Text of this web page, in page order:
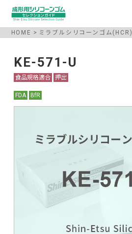
HOME ミラブルシリコーンゴム(HCR)
KE-571-U
食品規格適合 押出
FDA BfR